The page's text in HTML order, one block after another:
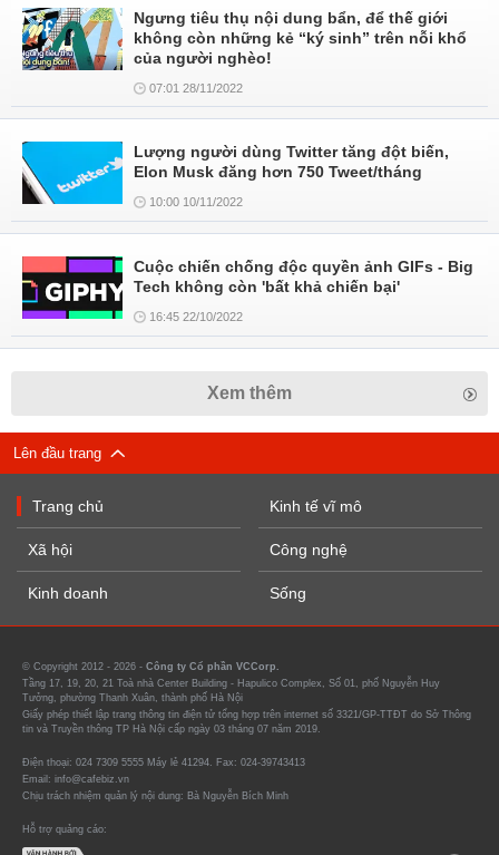
Ngưng tiêu thụ nội dung bẩn, để thế giới
không còn những kẻ “ký sinh” trên nỗi khổ
của người nghèo!
07:01 28/11/2022
Lượng người dùng Twitter tăng đột biến,
Elon Musk đăng hơn 750 Tweet/tháng
10:00 10/11/2022
Cuộc chiến chống độc quyền ảnh GIFs - Big
Tech không còn 'bất khả chiến bại'
16:45 22/10/2022
Xem thêm
Lên đầu trang
Trang chủ
Xã hội
Kinh doanh
Kinh tế vĩ mô
Công nghệ
Sống
© Copyright 2012 - 2026 - Công ty Cổ phần VCCorp.
Tầng 17, 19, 20, 21 Toà nhà Center Building - Hapulico Complex, Số 01, phố Nguyễn Huy
Tưởng, phường Thanh Xuân, thành phố Hà Nội
Giấy phép thiết lập trang thông tin điện tử tổng hợp trên internet số 3321/GP-TTĐT do Sở Thông
tin và Truyền thông TP Hà Nội cấp ngày 03 tháng 07 năm 2019.
Điện thoại: 024 7309 5555 Máy lẻ 41294. Fax: 024-39743413
Email: info@cafebiz.vn
Chịu trách nhiệm quản lý nội dung: Bà Nguyễn Bích Minh
Hỗ trợ quảng cáo: